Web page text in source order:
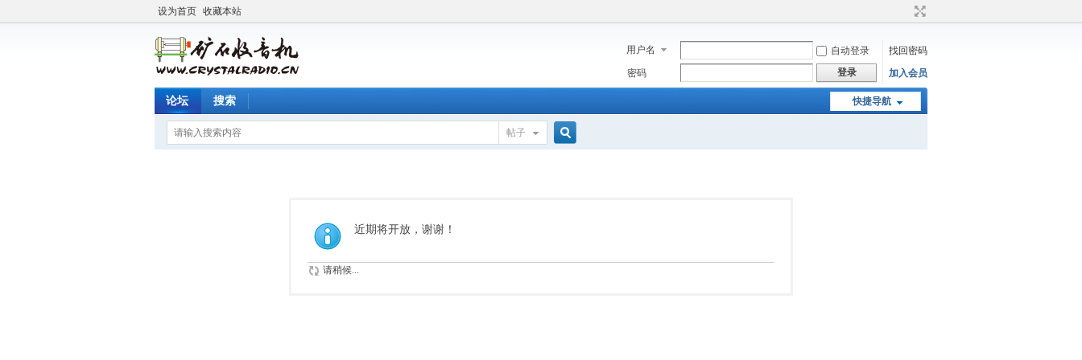
设为首页 收藏本站
用户名 自动登录
找回密码
密码
登录 加入会员
快捷导航
论坛 搜索
帖子
近期将开放，谢谢！
请稍候...